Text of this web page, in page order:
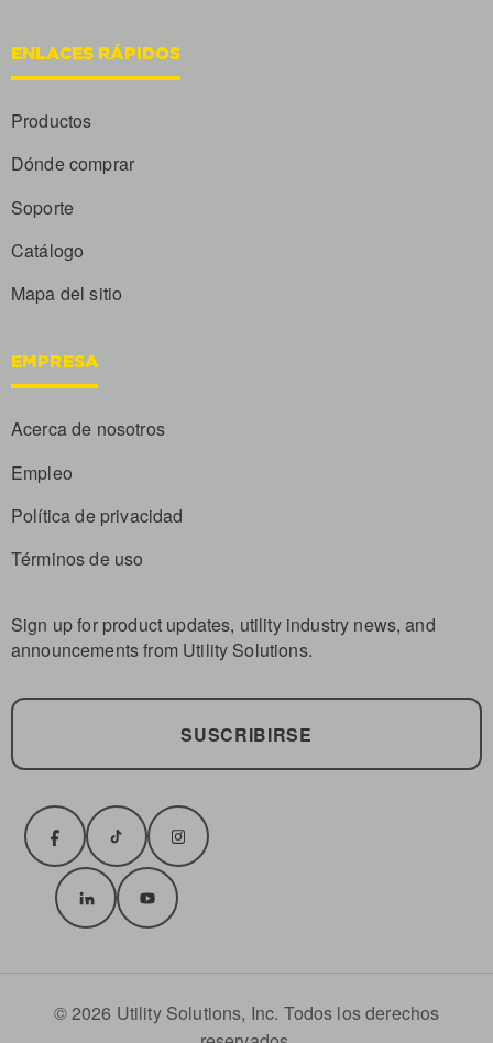
ENLACES RÁPIDOS
Productos
Dónde comprar
Soporte
Catálogo
Mapa del sitio
EMPRESA
Acerca de nosotros
Empleo
Política de privacidad
Términos de uso
Sign up for product updates, utility industry news, and
announcements from Utility Solutions.
SUSCRIBIRSE
© 2026 Utility Solutions, Inc. Todos los derechos